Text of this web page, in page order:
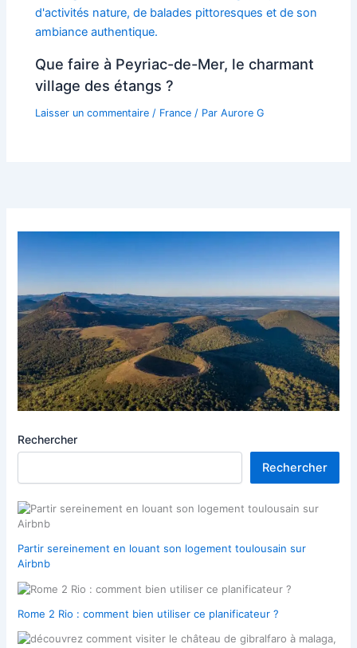
Que faire à Peyriac-de-Mer, le charmant
village des étangs ?
Laisser un commentaire / France / ParAurore G
Rechercher
Rechercher
Partir sereinement en louant son logement toulousain sur
Airbnb
Rome 2 Rio : comment bien utiliser ce planificateur ?